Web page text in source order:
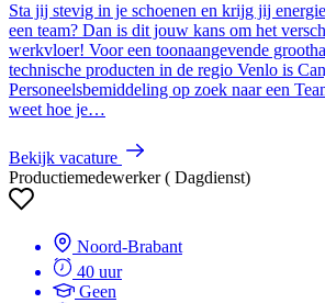
Sta jij stevig in je schoenen en krijg jij
een team? Dan is dit jouw kans om het
werkvloer! Voor een toonaangevende
technische producten in de regio Venlo is
Personeelsbemiddeling op zoek naar een
weet hoe je…
Bekijk vacature
Productiemedewerker ( Dagdienst)
Noord-Brabant
40 uur
Geen